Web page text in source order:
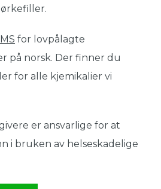
for lovpålagte
på norsk. Der finner du
for alle kjemikalier vi
er ansvarlige for at
i bruken av helseskadelige